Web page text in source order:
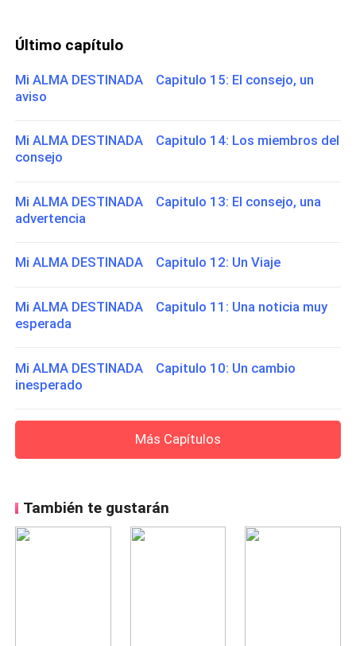
Último capítulo
Mi ALMA DESTINADA Capitulo 15: El consejo, un
aviso
Mi ALMA DESTINADA Capitulo 14: Los miembros del
consejo
Mi ALMA DESTINADA Capitulo 13: El consejo, una
advertencia
Mi ALMA DESTINADA Capitulo 12: Un Viaje
Mi ALMA DESTINADA Capitulo 11: Una noticia muy
esperada
Mi ALMA DESTINADA Capitulo 10: Un cambio
inesperado
Más Capítulos
También te gustarán